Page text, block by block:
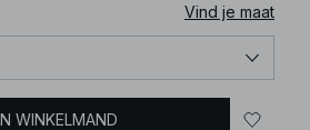
Vind je maat
WINKELMAND